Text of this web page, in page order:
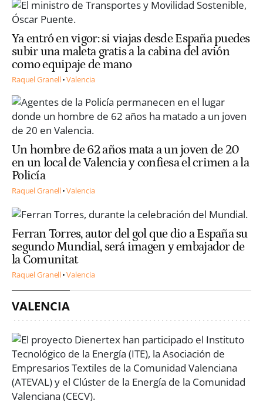
Ya entró en vigor: si viajas desde España puedes
subir una maleta gratis a la cabina del avión
como equipaje de mano
Raquel Granell Valencia
Un hombre de 62 años mata a un joven de 20
en un local de Valencia y confiesa el crimen a la
Policía
Raquel Granell Valencia
Ferran Torres, autor del gol que dio a España su
segundo Mundial, será imagen y embajador de
la Comunitat
Raquel Granell Valencia
VALENCIA